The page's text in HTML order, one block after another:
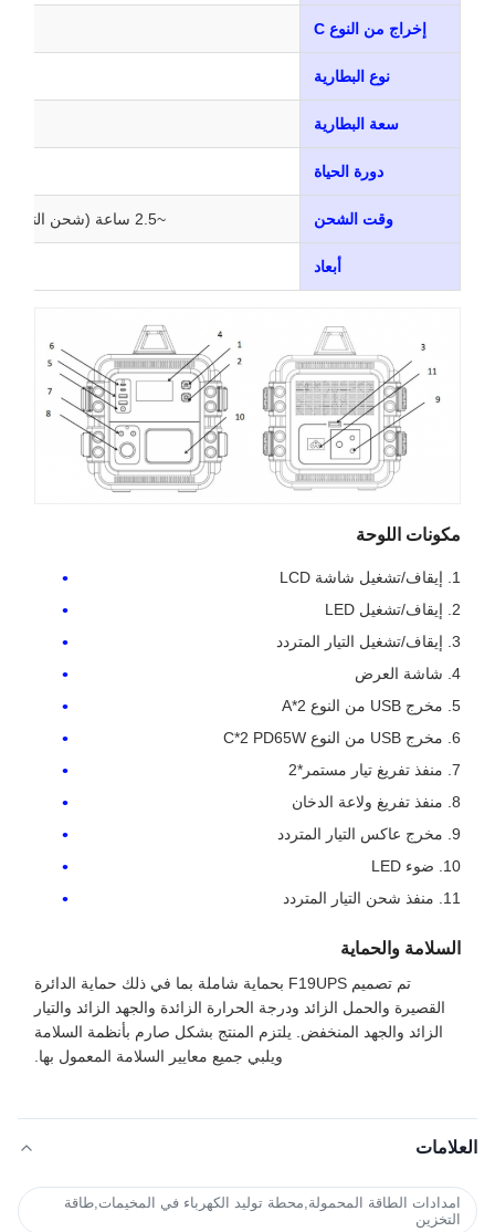
إخراج من النوع C
نوع البطارية
سعة البطارية
دورة الحياة
وقت الشحن ~2.5 ساعة (شحن التيار المتردد، من 0% إلى 100%)
أبعاد
مكونات اللوحة
1. إيقاف/تشغيل شاشة LCD
2. إيقاف/تشغيل LED
3. إيقاف/تشغيل التيار المتردد
4. شاشة العرض
5. مخرج USB من النوع A*2
6. مخرج USB من النوع C*2 PD65W
7. منفذ تفريغ تيار مستمر*2
8. منفذ تفريغ ولاعة الدخان
9. مخرج عاكس التيار المتردد
10. ضوء LED
11. منفذ شحن التيار المتردد
السلامة والحماية
تم تصميم F19UPS بحماية شاملة بما في ذلك حماية الدائرة
القصيرة والحمل الزائد ودرجة الحرارة الزائدة والجهد الزائد والتيار
الزائد والجهد المنخفض. يلتزم المنتج بشكل صارم بأنظمة السلامة
ويلبي جميع معايير السلامة المعمول بها.
العلامات
امدادات الطاقة المحمولة,محطة توليد الكهرباء في المخيمات,طاقة
التخزين